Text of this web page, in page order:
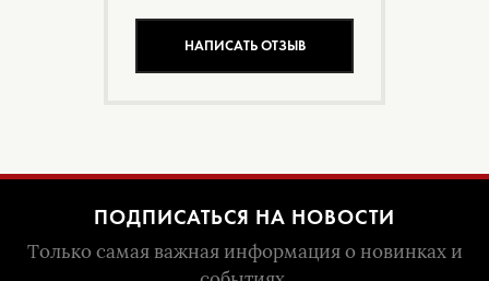
НАПИСАТЬ ОТЗЫВ
ПОДПИСАТЬСЯ НА НОВОСТИ
Только самая важная информация о новинках и